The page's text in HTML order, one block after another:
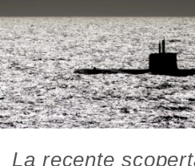
La recente